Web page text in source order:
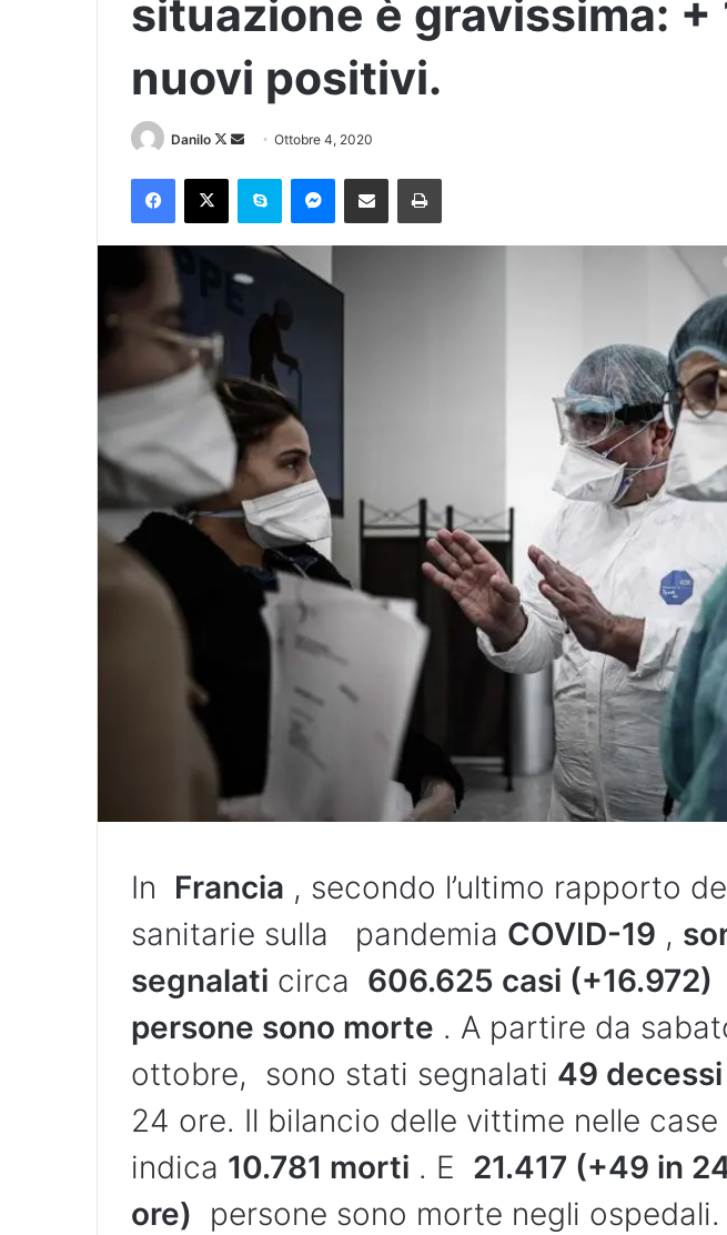
situazione è gravissima: +
nuovi positivi.
Danilo Ottobre 4, 2020
In Francia , secondo l’ultimo rapporto
sanitarie sulla pandemia COVID-19 ,
segnalati circa 606.625 casi (+16.972)
persone sono morte . A partire da
ottobre, sono stati segnalati 49 decessi
24 ore. Il bilancio delle vittime nelle case
indica 10.781 morti . E 21.417 (+49 in
ore) persone sono morte negli ospedali.